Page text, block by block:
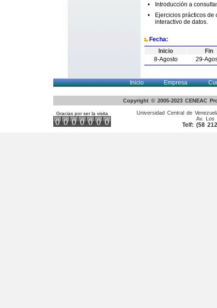
•
Introducción a
•
Ejercicios prácticos
interactivo de datos.
Fecha:
Inicio
Fin
8-Agosto
29-
Inicio Empresa
Copyright © 2005-2023 CENEAC
Gracias por ser la visita
Universidad Central de
Av. Los
Telf: (58